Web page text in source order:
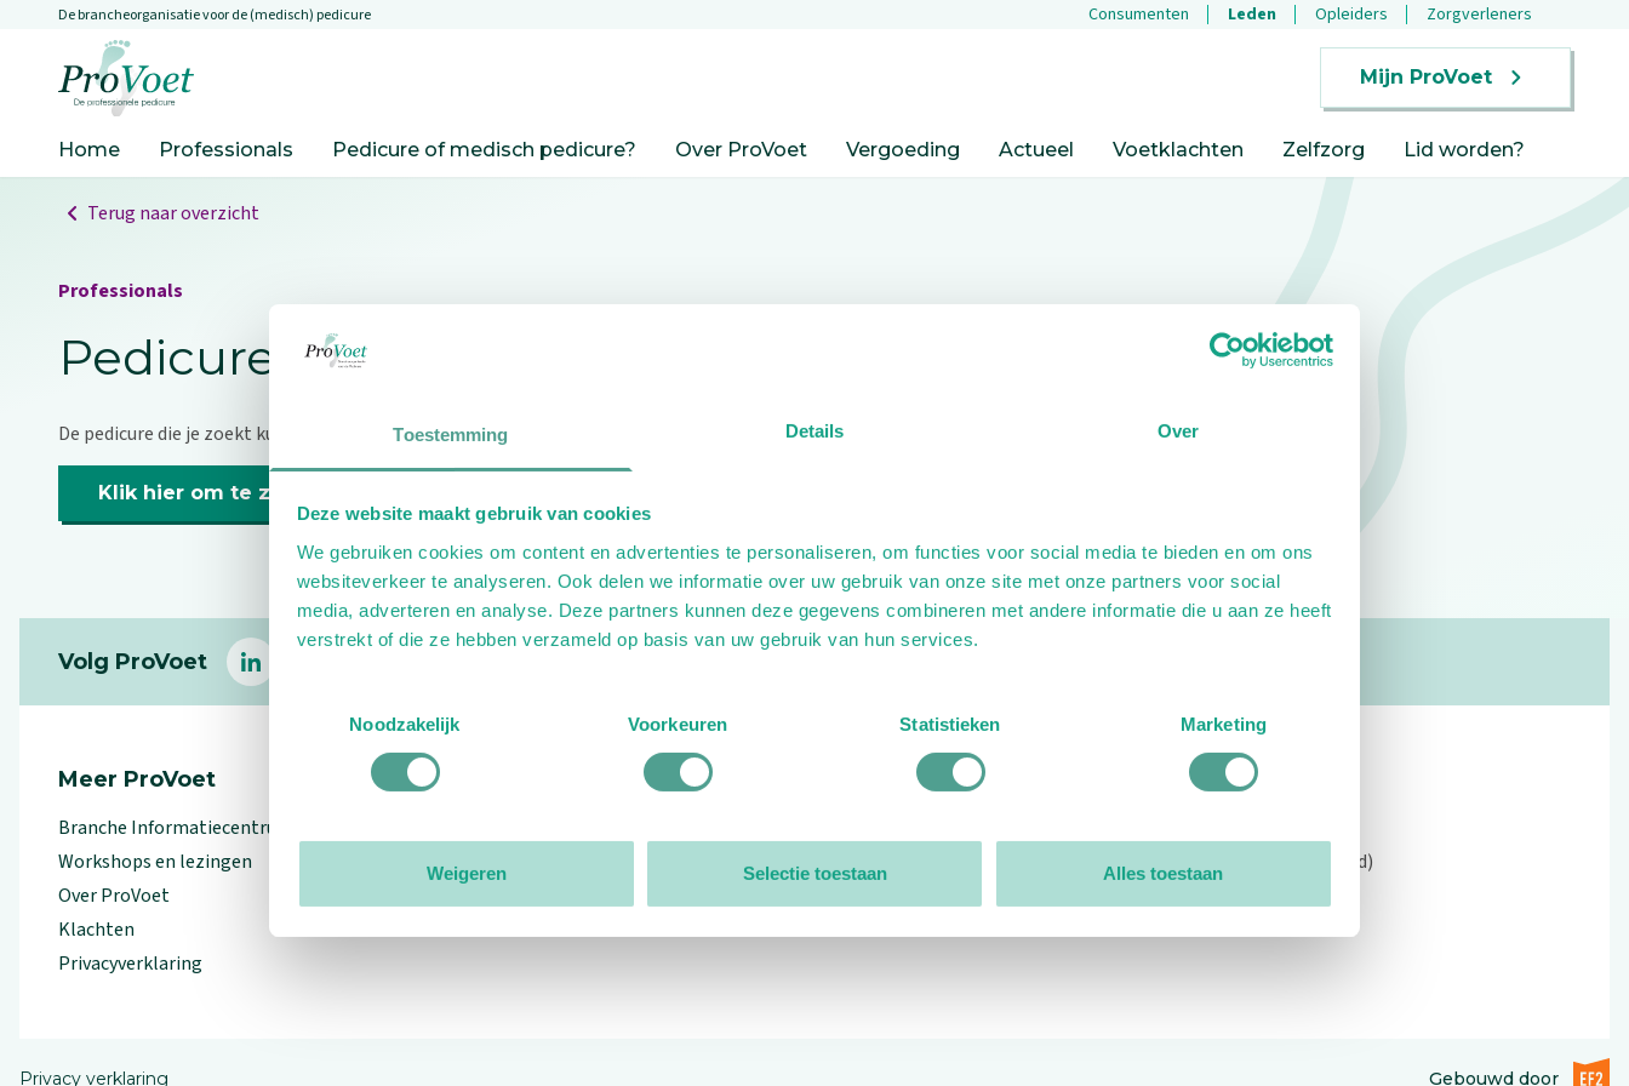
Toestemming Details Over
Deze website maakt gebruik van cookies
We gebruiken cookies om content en advertenties te personaliseren, om functies voor social media te bieden en om ons
websiteverkeer te analyseren. Ook delen we informatie over uw gebruik van onze site met onze partners voor social
media, adverteren en analyse. Deze partners kunnen deze gegevens combineren met andere informatie die u aan ze heeft
verstrekt of die ze hebben verzameld op basis van uw gebruik van hun services.
Noodzakelijk
Voorkeuren Statistieken Marketing
Weigeren Selectie toestaan Alles toestaan
Overslaan en naar de inhoud gaan
De brancheorganisatie voor de (medisch) pedicure Consumenten Leden Opleiders Zorgverleners
Mijn ProVoet
Home Professionals Pedicure of medisch pedicure? Over ProVoet Vergoeding Actueel Voetklachten Zelfzorg Lid worden?
Terug naar overzicht
Professionals
Pedicure niet gevonden
De pedicure die je zoekt kunnen we niet vinden.
Klik hier om te zoeken naar een andere pedicure.
Volg ProVoet
linkedin
Meer ProVoet
Branche Informatiecentrum
Workshops en lezingen
Over ProVoet
Klachten
Privacyverklaring
Organisatie
Open: 09:00 - 12:30 (alleen ochtend)
Privacy verklaring Gebouwd doorEF2